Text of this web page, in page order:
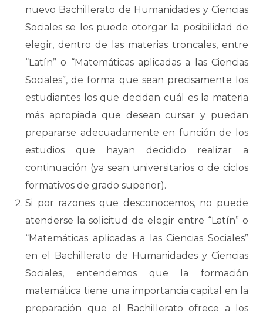
nuevo Bachillerato de Humanidades y Ciencias
Sociales se les puede otorgar la posibilidad de
elegir, dentro de las materias troncales, entre
“Latín” o “Matemáticas aplicadas a las Ciencias
Sociales”, de forma que sean precisamente los
estudiantes los que decidan cuál es la materia
más apropiada que desean cursar y puedan
prepararse adecuadamente en función de los
estudios que hayan decidido realizar a
continuación (ya sean universitarios o de ciclos
formativos de grado superior).
Si por razones que desconocemos, no puede
atenderse la solicitud de elegir entre “Latín” o
“Matemáticas aplicadas a las Ciencias Sociales”
en el Bachillerato de Humanidades y Ciencias
Sociales, entendemos que la formación
matemática tiene una importancia capital en la
preparación que el Bachillerato ofrece a los